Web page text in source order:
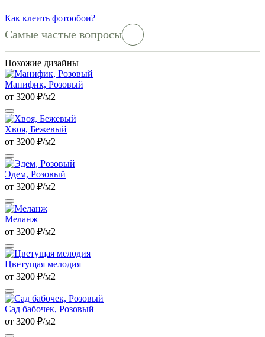
Как клеить фотообои?
Самые частые вопросы
Похожие дизайны
Манифик, Розовый
от 3200 ₽/м2
Хвоя, Бежевый
от 3200 ₽/м2
Эдем, Розовый
от 3200 ₽/м2
Меланж
от 3200 ₽/м2
Цветущая мелодия
от 3200 ₽/м2
Сад бабочек, Розовый
от 3200 ₽/м2